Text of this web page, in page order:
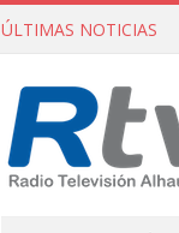
ÚLTIMAS NOTICIAS